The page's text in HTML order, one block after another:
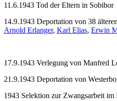
11.6.1943 Tod der Eltern in Sobibor
14.9.1943 Deportation von 38
Arnold Erlanger, Karl Elias, Erwin
17.9.1943 Verlegung von Manfred
21.9.1943 Deportation von
1943 Selektion zur Zwangsarbeit